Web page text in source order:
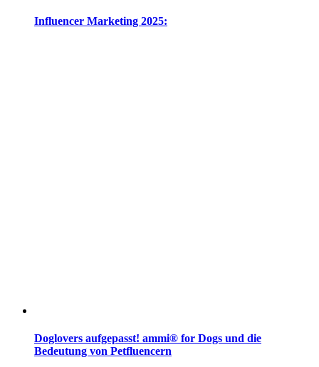
Influencer Marketing 2025:
Doglovers aufgepasst! ammi® for Dogs und die
Bedeutung von Petfluencern